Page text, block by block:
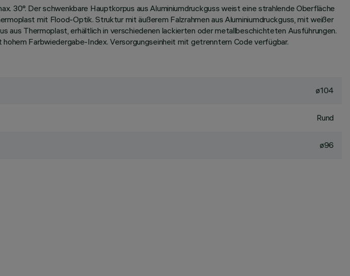
30°. Der schwenkbare Hauptkorpus aus Aluminiumdruckguss weist eine strahlende Oberfläche
mit Flood-Optik. Struktur mit äußerem Falzrahmen aus Aluminiumdruckguss, mit weißer
aus Thermoplast, erhältlich in verschiedenen lackierten oder metallbeschichteten Ausführungen.
Farbwiedergabe-Index. Versorgungseinheit mit getrenntem Code verfügbar.
ø104
Rund
ø96